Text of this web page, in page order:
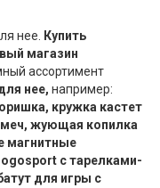
нее.
Купить
магазин
ассортимент
нее, например:
кружка кастет
меч, жующая копилка
магнитные
с тарелками-
для игры с